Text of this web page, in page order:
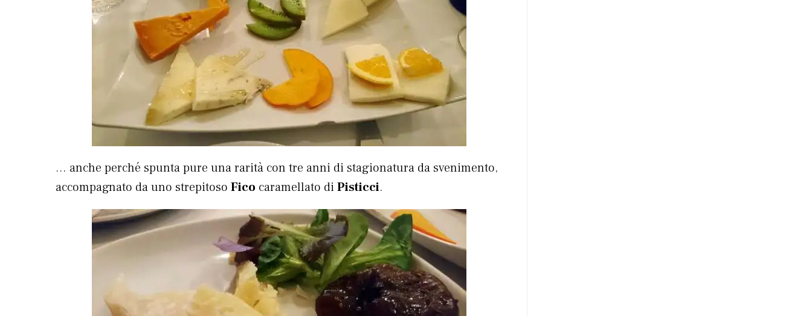
… anche perché spunta pure una rarità con tre anni di stagionatura da svenimento,
accompagnato da uno strepitoso Fico caramellato diPisticci.